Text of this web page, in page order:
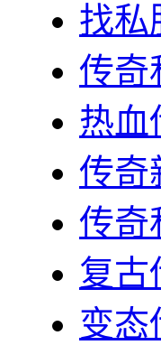
找私
传奇
热血
传奇
传奇
复古
变态